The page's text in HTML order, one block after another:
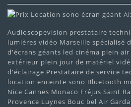
Audioscopevision prestataire
lumières vidéo Marseille spécialisé
d'écrans géants led cinéma plein
extérieur plein jour de matériel
d'éclairage Prestataire de service
location enceinte sono Bluetooth
Nice Cannes Monaco Fréjus Saint
Provence Luynes Bouc bel Air